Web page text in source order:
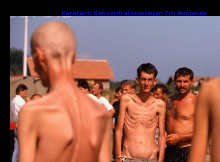
Keraterm Konzentrationslager: Ein düsteres
Kapitel des Bosnienkrieges und serbische
Kriegsverbrechen